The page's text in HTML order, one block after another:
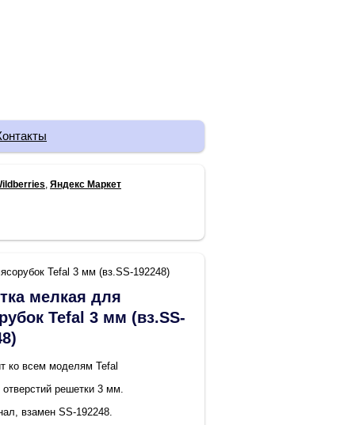
Яндекс Маркет
Tefal 3 мм (вз.SS-192248)
мелкая для
Tefal 3 мм (вз.SS-
ко всем моделям Tefal
решетки 3 мм.
взамен SS-192248.